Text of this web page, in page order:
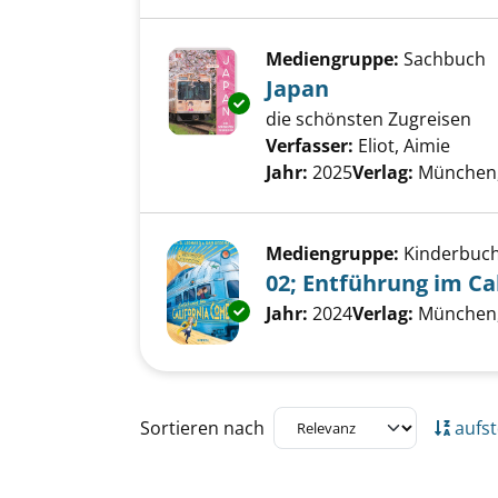
Exemplar-Details von Japan
Mediengruppe: Sachbuch
Japan
die schönsten Zugreisen
Verfasser: Eliot, Aimie
Jahr: 2025Verlag:
Exemplar-Details von 02;
Mediengruppe:
02; Entführung im
Suche nach diesem
Jahr: 2024Verlag:
Zu den Suchfiltern springen
Sortieren nach